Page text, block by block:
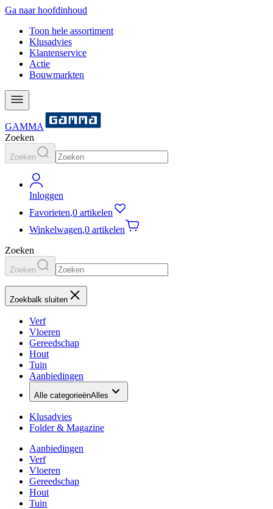
Ga naar hoofdinhoud
Toon hele assortiment
Klusadvies
Klantenservice
Actie
Bouwmarkten
GAMMA
Zoeken
Zoeken
Inloggen
Favorieten,0 artikelen
Winkelwagen,0 artikelen
Zoeken
Zoeken
Zoekbalk sluiten
Verf
Vloeren
Gereedschap
Hout
Tuin
Aanbiedingen
Alle categorieënAlles
Klusadvies
Folder & Magazine
Aanbiedingen
Verf
Vloeren
Gereedschap
Hout
Tuin